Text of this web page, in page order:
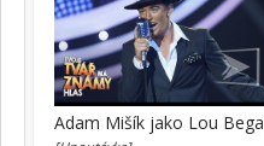
Adam Mišík jako Lou Bega